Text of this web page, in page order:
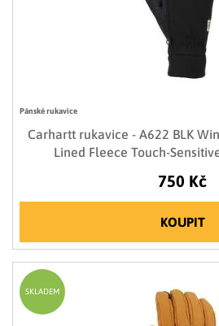
Pánské rukavice
Carhartt rukavice - A622 BLK
Lined Fleece Touch-
750 Kč
KOUPIT
SKLADEM